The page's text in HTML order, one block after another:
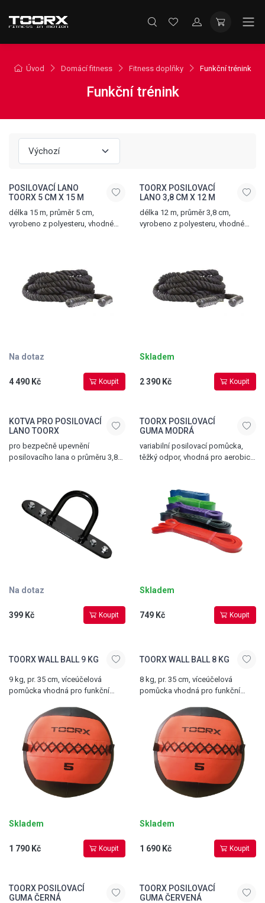
Úvod Domácí fitness Fitness doplňky Funkční trénink
Funkční trénink
POSILOVACÍ LANO
TOORX 5 CM X 15 M
délka 15 m, průměr 5 cm,
vyrobeno z polyesteru, vhodné
Na dotaz
4 490 Kč Koupit
TOORX POSILOVACÍ
LANO 3,8 CM X 12 M
délka 12 m, průměr 3,8 cm,
vyrobeno z polyesteru, vhodné
Skladem
2 390 Kč Koupit
KOTVA PRO POSILOVACÍ
LANO TOORX
pro bezpečně upevnění
posilovacího lana o průměru 3,8
Na dotaz
399 Kč Koupit
TOORX POSILOVACÍ
GUMA MODRÁ
variabilní posilovací pomůcka,
těžký odpor, vhodná pro aerobic,
Skladem
749 Kč Koupit
TOORX WALL BALL 9 KG
9 kg, pr. 35 cm, víceúčelová
pomůcka vhodná pro funkční
Skladem
1 790 Kč Koupit
TOORX WALL BALL 8 KG
8 kg, pr. 35 cm, víceúčelová
pomůcka vhodná pro funkční
Skladem
1 690 Kč Koupit
TOORX POSILOVACÍ
GUMA ČERNÁ
TOORX POSILOVACÍ
GUMA ČERVENÁ